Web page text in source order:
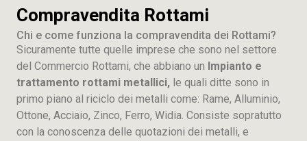
Compravendita Rottami
Chi e come funziona la compravendita dei Rottami?
Sicuramente tutte quelle imprese che sono nel settore
del Commercio Rottami, che abbiano un Impianto e
trattamento rottami metallici, le quali ditte sono in
primo piano al riciclo dei metalli come: Rame, Alluminio,
Ottone, Acciaio, Zinco, Ferro, Widia. Consiste sopratutto
con la conoscenza delle quotazioni dei metalli, e